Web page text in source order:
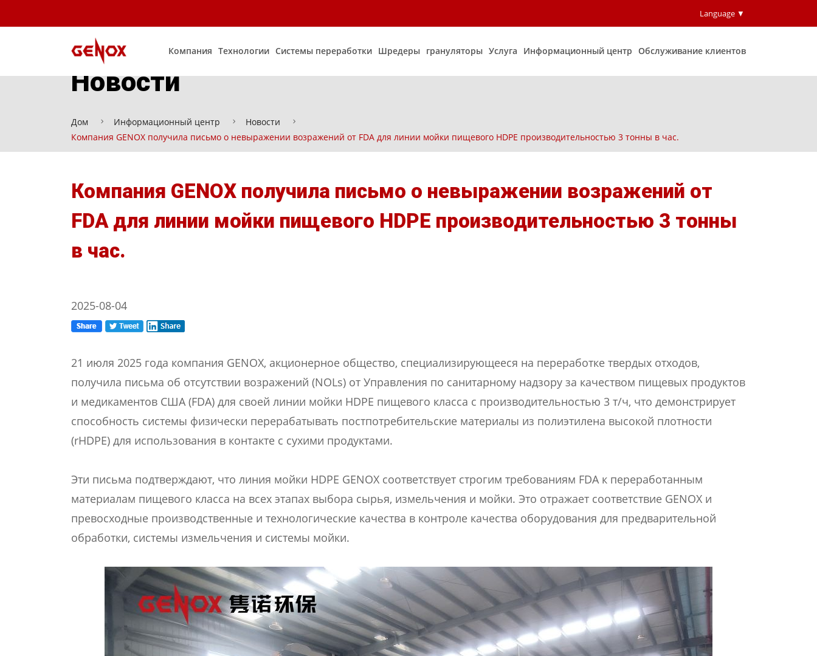
Language ▼
Компания Технологии Системы переработки Шредеры грануляторы Услуга Информационный центр Обслуживание клиентов
Новости
Дом Информационный центр
Новости
Компания GENOX получила письмо о невыражении возражений от FDA для линии мойки пищевого HDPE производительностью 3 тонны в час.
Компания GENOX получила письмо о невыражении возражений от
FDA для линии мойки пищевого HDPE производительностью 3 тонны
в час.
2025-08-04
21 июля 2025 года компания GENOX, акционерное общество, специализирующееся на переработке твердых отходов,
получила письма об отсутствии возражений (NOLs) от Управления по санитарному надзору за качеством пищевых продуктов
и медикаментов США (FDA) для своей линии мойки HDPE пищевого класса с производительностью 3 т/ч, что демонстрирует
способность системы физически перерабатывать постпотребительские материалы из полиэтилена высокой плотности
(rHDPE) для использования в контакте с сухими продуктами.
Эти письма подтверждают, что линия мойки HDPE GENOX соответствует строгим требованиям FDA к переработанным
материалам пищевого класса на всех этапах выбора сырья, измельчения и мойки. Это отражает соответствие GENOX и
превосходные производственные и технологические качества в контроле качества оборудования для предварительной
обработки, системы измельчения и системы мойки.